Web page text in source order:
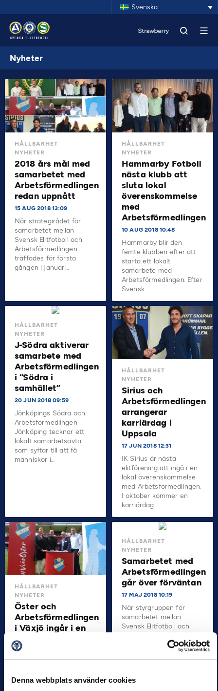
Denna webbplats använder cookies
Svenska
Nyheter
HÅLLBARHET
NYHETER
2018 års mål med
samarbetet med
Arbetsförmedlingen
redan uppnått
15 AUG 2018 13:09
När strategirådet för
samarbetet mellan
Svensk Elitfotboll och
Arbetsförmedlingen
träffades för första
gången i januari…
HÅLLBARHET
NYHETER
Hammarby Fotboll
nästa klubb att
sluta lokal
överenskommelse
med
Arbetsförmedlingen
10 AUG 2018 10:48
Hammarby blir den
femte klubben efter att
starta ett lokalt
samarbete med
Arbetsförmedlingen. Efter
Svensk…
HÅLLBARHET
NYHETER
J-Södra aktiverar
samarbete med
Arbetsförmedlingen
i ”Södra i
samhället”
20 JUN 2018 09:59
Jönköpings Södra och
Arbetsförmedlingen
Jönköping tecknar ett
lokalt samarbetsavtal
som syftar till att få
människor i…
HÅLLBARHET
NYHETER
Sirius och
Arbetsförmedlingen
arrangerar
karriärdag i
Uppsala
17 JUN 2018 12:31
IK Sirius är nästa
elitförening att ingå i en
lokal överenskommelse
med Arbetsförmedlingen.
I oktober kommer en
karriärdag…
HÅLLBARHET
NYHETER
Öster och
Arbetsförmedlingen
i Växjö ingår i en
lokal
överenskommelse
13 JUN 2018 14:51
elitföreningen att ingå i
HÅLLBARHET
NYHETER
Samarbetet med
Arbetsförmedlingen
går över förväntan
17 MAJ 2018 10:19
När styrgruppen för
samarbetet mellan
Svensk Elitfotboll och
träffades i Malmö så
slogs det fast att…